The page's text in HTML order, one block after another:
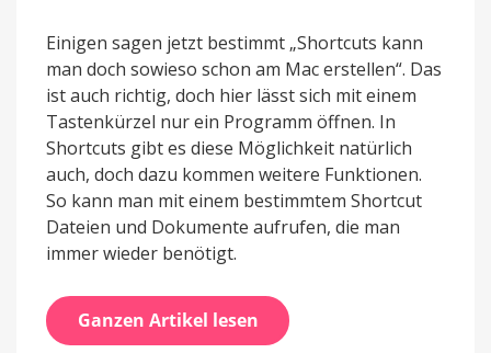
Einigen sagen jetzt bestimmt „Shortcuts kann
man doch sowieso schon am Mac erstellen“. Das
ist auch richtig, doch hier lässt sich mit einem
Tastenkürzel nur ein Programm öffnen. In
Shortcuts gibt es diese Möglichkeit natürlich
auch, doch dazu kommen weitere Funktionen.
So kann man mit einem bestimmtem Shortcut
Dateien und Dokumente aufrufen, die man
immer wieder benötigt.
Ganzen Artikel lesen